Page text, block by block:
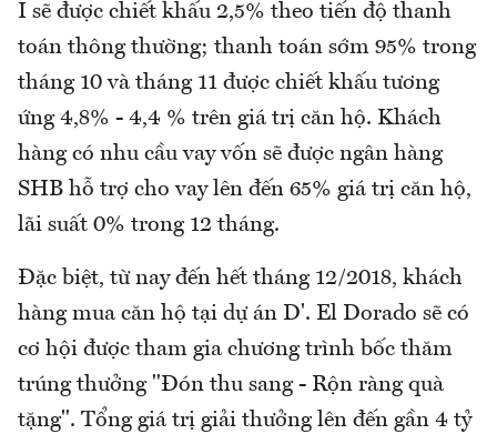
I sẽ được chiết khấu 2,5% theo tiến độ thanh
toán thông thường; thanh toán sớm 95% trong
tháng 10 và tháng 11 được chiết khấu tương
ứng 4,8% - 4,4 % trên giá trị căn hộ. Khách
hàng có nhu cầu vay vốn sẽ được ngân hàng
SHB hỗ trợ cho vay lên đến 65% giá trị căn hộ,
lãi suất 0% trong 12 tháng.
Đặc biệt, từ nay đến hết tháng 12/2018, khách
hàng mua căn hộ tại dự án D'. El Dorado sẽ có
cơ hội được tham gia chương trình bốc thăm
trúng thưởng "Đón thu sang - Rộn ràng quà
tặng". Tổng giá trị giải thưởng lên đến gần 4 tỷ